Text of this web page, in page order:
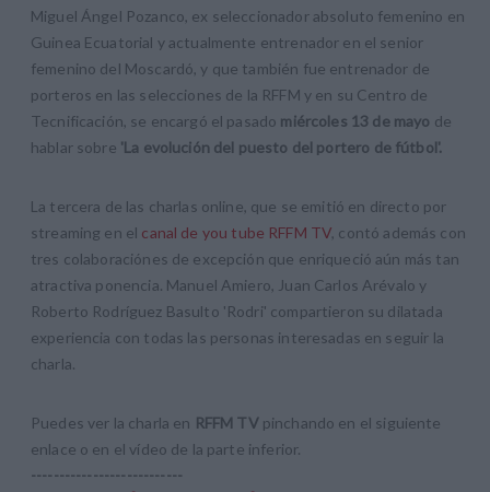
Miguel Ángel Pozanco, ex seleccionador absoluto femenino en
Guinea Ecuatorial y actualmente entrenador en el senior
femenino del Moscardó, y que también fue entrenador de
porteros en las selecciones de la RFFM y en su Centro de
Tecnificación, se encargó el pasado miércoles 13 de mayo de
hablar sobre 'La evolución del puesto del portero de fútbol'.
La tercera de las charlas online, que se emitió en directo por
streaming en el canal de you tube RFFM TV , contó además con
tres colaboraciónes de excepción que enriqueció aún más tan
atractiva ponencia. Manuel Amiero, Juan Carlos Arévalo y
Roberto Rodríguez Basulto 'Rodri' compartieron su dilatada
experiencia con todas las personas interesadas en seguir la
charla.
Puedes ver la charla en RFFM TVpinchando en el siguiente
enlace o en el vídeo de la parte inferior.
---------------------------